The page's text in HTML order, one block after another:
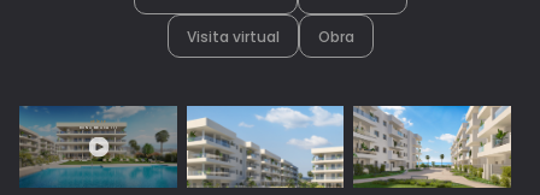
Visita virtual Obra